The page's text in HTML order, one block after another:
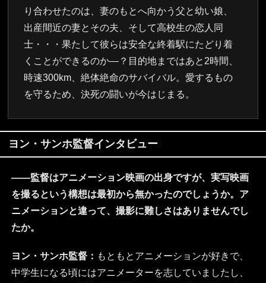
り合わせたのは、妻のもとへ向かう父と幼い娘、
出産間近の妻とその夫、そして高校生の恋人同
士・・・果たして彼らは安全な終着駅にたどり着
くことができるのか―？目的地まではあと2時間、
時速300km、絶体絶命のサバイバル。愛するもの
を守るため、決死の闘いが今はじまる。
ヨン・サンホ監督インタビュー
――監督はアニメーション映画の出身ですが、実写映画
を撮るという構想は最初から無かったのでしょうか。ア
ニメーションと違って、撮影に難しさはありませんでし
たか。
ヨン・サンホ監督： もともとアニメーションが好きで、
中学生になる頃にはアニメーターを志していましたし、